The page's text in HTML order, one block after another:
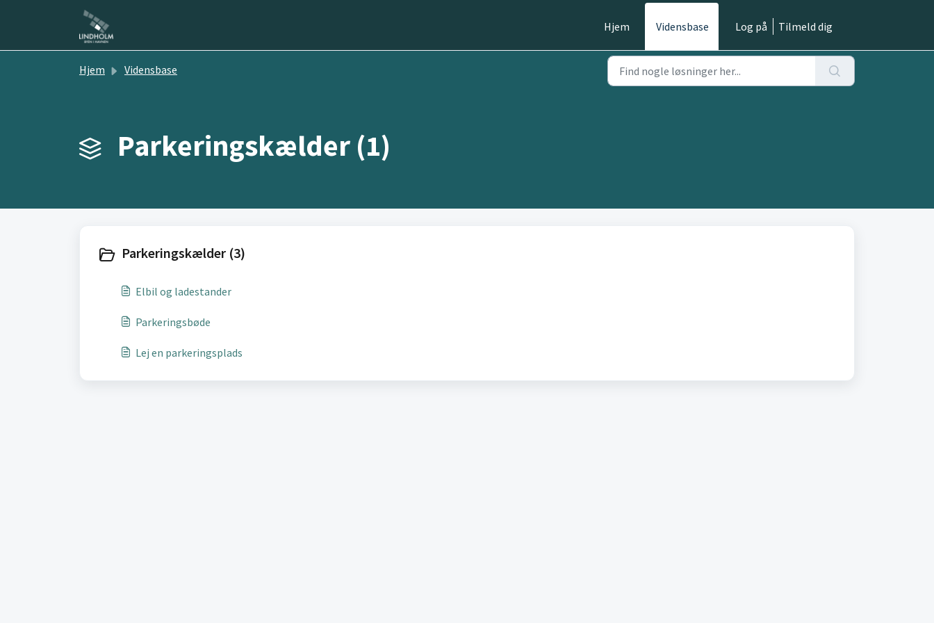
Gå til hovedindhold
Hjem
Vidensbase Log på Tilmeld dig
Hjem Vidensbase
Parkeringskælder (1)
Parkeringskælder (3)
Elbil og ladestander
Parkeringsbøde
Lej en parkeringsplads